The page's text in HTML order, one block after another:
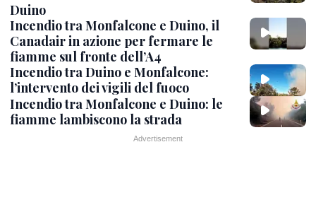
Duino
Incendio tra Monfalcone e Duino, il
Canadair in azione per fermare le
fiamme sul fronte dell’A4
Incendio tra Duino e Monfalcone:
l’intervento dei vigili del fuoco
Incendio tra Monfalcone e Duino: le
fiamme lambiscono la strada